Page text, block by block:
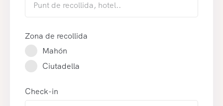
Zona de recollida
Mahón
Ciutadella
Check-in